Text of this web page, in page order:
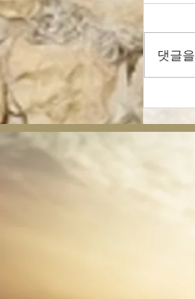
에
댓글